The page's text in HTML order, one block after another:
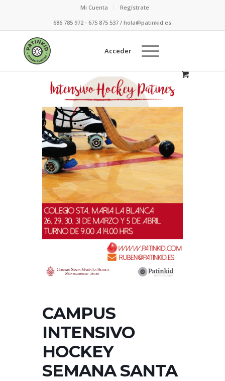
Mi Cuenta
Regístrate
686 785 972 - 675 875 537 / hola@patinkid.es
Acceder
CAMPUS
INTENSIVO
HOCKEY
SEMANA SANTA